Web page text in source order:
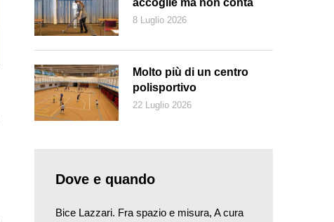
Bice Lazzari, Superfici e segni n. 1, 1973- 1974, Acrilico su tela
8 Luglio 2026
Molto più di un centro
polisportivo
22 Luglio 2026
Dove e quando
Bice Lazzari. Fra spazio e misura, A cura